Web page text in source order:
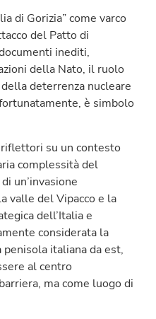
di Gorizia” come varco
del Patto di
inediti,
della Nato, il ruolo
deterrenza nucleare
è simbolo
su un contesto
complessità del
un’invasione
valle del Vipacco e la
dell’Italia e
considerata la
penisola italiana da est,
al centro
ma come luogo di